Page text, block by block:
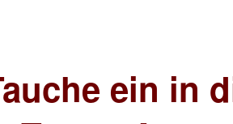
ein in